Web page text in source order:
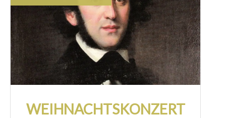
WEIHNACHTSKONZERT